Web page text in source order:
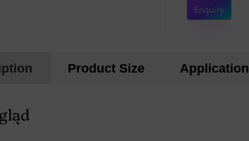
Enquiry
Product Size Application